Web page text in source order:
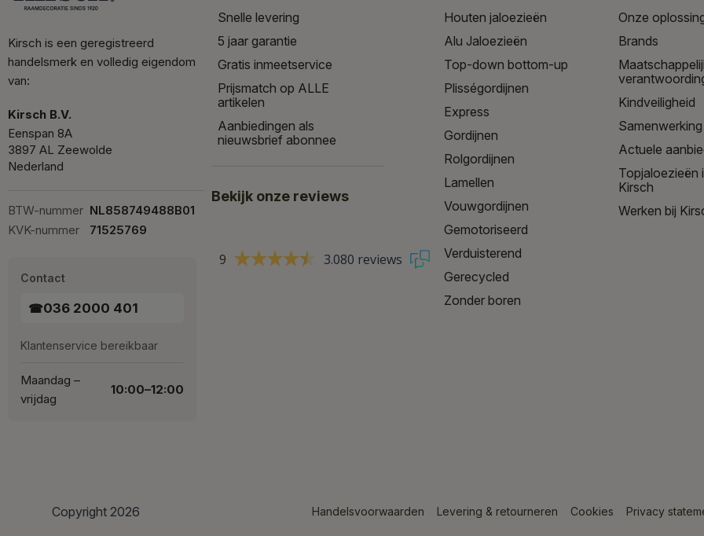
Kirsch is een geregistreerd
handelsmerk en volledig eigendom
van:
Kirsch B.V.
Eenspan 8A
3897 AL Zeewolde
Nederland
BTW-nummer NL858749488B01
KVK-nummer
71525769
Contact
☎036 2000 401
Klantenservice bereikbaar
Maandag –
vrijdag
10:00–12:00
Snelle levering
5 jaar garantie
Gratis inmeetservice
Prijsmatch op ALLE
artikelen
Aanbiedingen als
nieuwsbrief abonnee
Bekijk onze reviews
9 3.080 reviews
Houten jaloezieën
Alu Jaloezieën
Top-down bottom-up
Plisségordijnen
Express
Gordijnen
Rolgordijnen
Lamellen
Vouwgordijnen
Gemotoriseerd
Verduisterend
Gerecycled
Zonder boren
Onze
Brands
Kindveiligheid
Samenwerking
Actuele
Topjaloezieën
Kirsch
Werken bij
Copyright 2026 Handelsvoorwaarden Levering & retourneren Cookies Privacy